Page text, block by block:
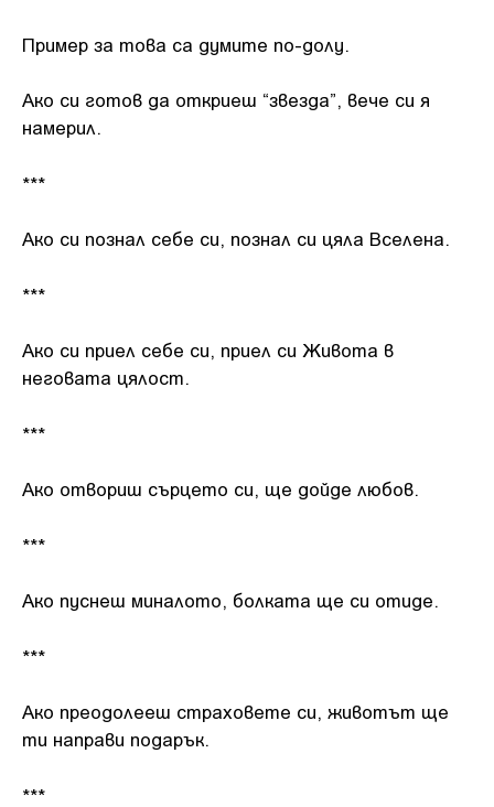
Пример за това са думите по-долу.
Ако си готов да откриеш “звезда”, вече си я
намерил.
***
Ако си познал себе си, познал си цяла Вселена.
***
Ако си приел себе си, приел си Живота в
неговата цялост.
***
Ако отвориш сърцето си, ще дойде любов.
***
Ако пуснеш миналото, болката ще си отиде.
***
Ако преодолееш страховете си, животът ще
ти направи подарък.
***